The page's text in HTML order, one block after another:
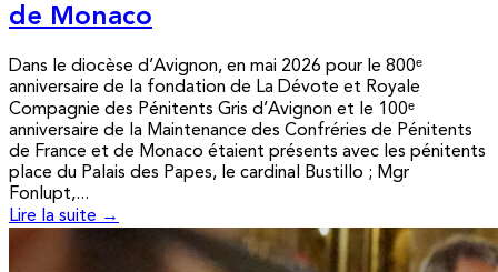
de Monaco
Dans le diocèse d’Avignon, en mai 2026 pour le 800ᵉ
anniversaire de la fondation de La Dévote et Royale
Compagnie des Pénitents Gris d’Avignon et le 100ᵉ
anniversaire de la Maintenance des Confréries de Pénitents
de France et de Monaco étaient présents avec les pénitents
place du Palais des Papes, le cardinal Bustillo ; Mgr
Fonlupt,...
Lire la suite →